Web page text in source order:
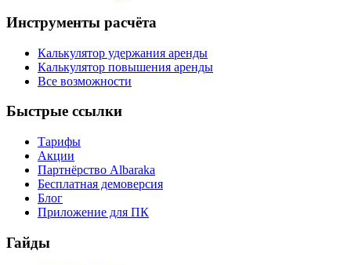
Инструменты расчёта
Калькулятор удержания аренды
Калькулятор повышения аренды
Все возможности
Быстрые ссылки
Тарифы
Акции
Партнёрство Albaraka
Бесплатная демоверсия
Блог
Приложение для ПК
Гайды